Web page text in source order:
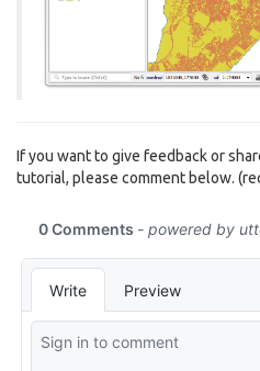
If you want to give feedback or
tutorial, please comment below.